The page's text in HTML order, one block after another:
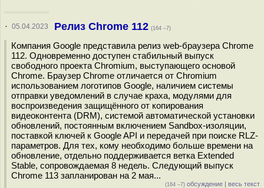
· 05.04.2023 Релиз Chrome 112 (164 –7)
Компания Google представила релиз web-браузера Chrome
112. Одновременно доступен стабильный выпуск
свободного проекта Chromium, выступающего основой
Chrome. Браузер Chrome отличается от Chromium
использованием логотипов Google, наличием системы
отправки уведомлений в случае краха, модулями для
воспроизведения защищённого от копирования
видеоконтента (DRM), системой автоматической установки
обновлений, постоянным включением Sandbox-изоляции,
поставкой ключей к Google API и передачей при поиске RLZ-
параметров. Для тех, кому необходимо больше времени на
обновление, отдельно поддерживается ветка Extended
Stable, сопровождаемая 8 недель. Следующий выпуск
Chrome 113 запланирован на 2 мая...
(164 –7) обсуждение | весь текст